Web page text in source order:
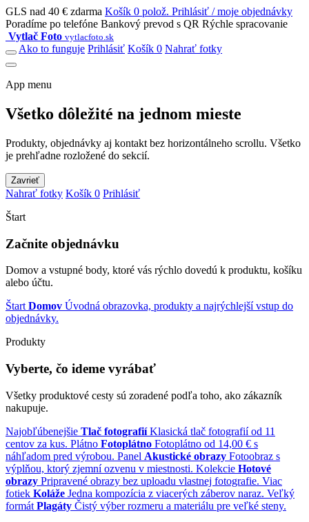
GLS nad 40 € zdarma Košík 0 polož. Prihlásiť / moje objednávky
Poradíme po telefóne Bankový prevod s QR Rýchle spracovanie
Vytlač Foto vytlacfoto.sk
Ako to funguje Prihlásiť Košík 0 Nahrať fotky
App menu
Všetko dôležité na jednom mieste
Produkty, objednávky aj kontakt bez horizontálneho scrollu. Všetko
je prehľadne rozložené do sekcií.
Zavrieť
Nahrať fotky Košík 0 Prihlásiť
Štart
Začnite objednávku
Domov a vstupné body, ktoré vás rýchlo dovedú k produktu, košíku
alebo účtu.
Štart Domov Úvodná obrazovka, produkty a najrýchlejší vstup do
objednávky.
Produkty
Vyberte, čo ideme vyrábať
Všetky produktové cesty sú zoradené podľa toho, ako zákazník
nakupuje.
Najobľúbenejšie Tlač fotografií Klasická tlač fotografií od 11
centov za kus. Plátno Fotoplátno Fotoplátno od 14,00 € s
náhľadom pred výrobou. Panel Akustické obrazy Fotoobraz s
výplňou, ktorý zjemní ozvenu v miestnosti. Kolekcie Hotové
obrazy Pripravené obrazy bez uploadu vlastnej fotografie. Viac
fotiek Koláže Jedna kompozícia z viacerých záberov naraz. Veľký
formát Plagáty Čistý výber rozmeru a materiálu pre veľké steny.